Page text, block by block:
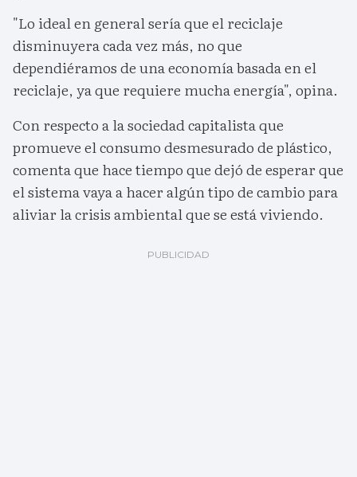
"Lo ideal en general sería que el reciclaje
disminuyera cada vez más, no que
dependiéramos de una economía basada en el
reciclaje, ya que requiere mucha energía", opina.
Con respecto a la sociedad capitalista que
promueve el consumo desmesurado de plástico,
comenta que hace tiempo que dejó de esperar que
el sistema vaya a hacer algún tipo de cambio para
aliviar la crisis ambiental que se está viviendo.